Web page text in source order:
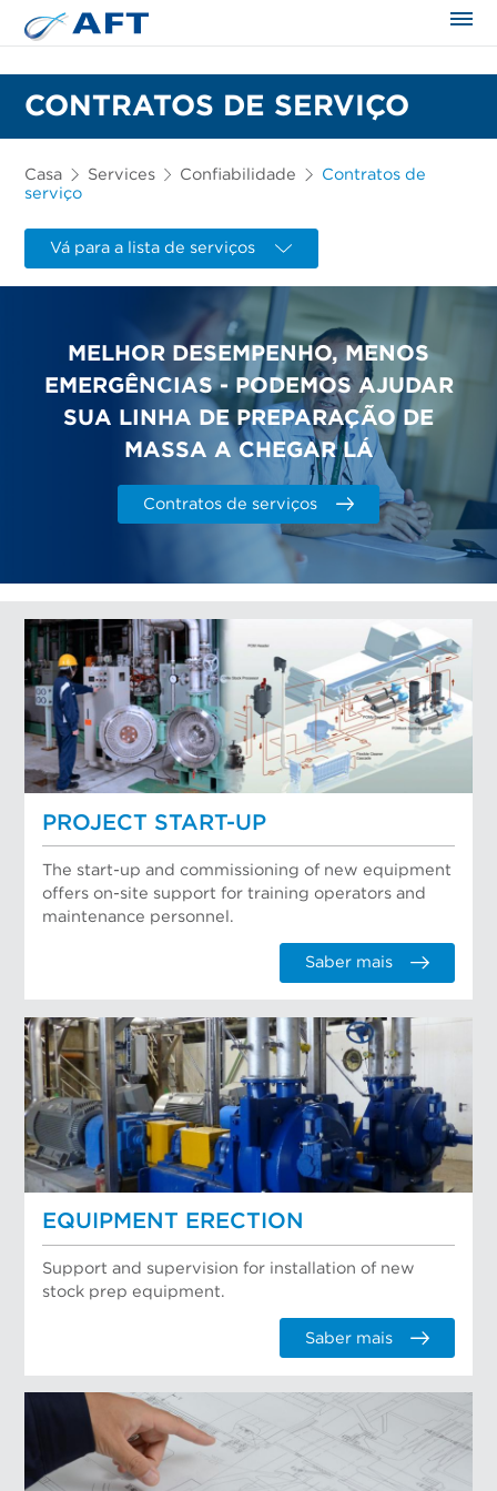
CONTRATOS DE SERVIÇO
Casa Services Confiabilidade
Contratos de
serviço
Vá para a lista de serviços
MELHOR DESEMPENHO, MENOS
EMERGÊNCIAS - PODEMOS AJUDAR
SUA LINHA DE PREPARAÇÃO DE
MASSA A CHEGAR LÁ
Contratos de serviços
PROJECT START-UP
The start-up and commissioning of new equipment
offers on-site support for training operators and
maintenance personnel.
Saber mais
EQUIPMENT ERECTION
Support and supervision for installation of new
stock prep equipment.
Saber mais